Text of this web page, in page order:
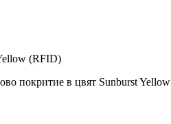
(RFID)
покритие в цвят Sunburst Yellow